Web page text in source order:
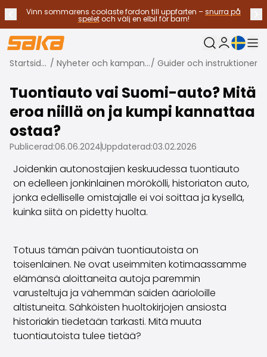
Tidigare meddelande
Vinn sommarens coolaste fordon till uppfarten –snurra på
speletoch välj en elbil för barn!
Stoppa meddelanden
✕
Min Saka
Nuvarande
Byt bilar
Bränsletyp
Alla bilar til salu
Elbilar
Hybridbilar
Bensinbilar
Dieselbilar
Gasdrivna bilar
Kontakta oss
Vanliga frågor
Fordonstyper
Premium bilar
Familjebilar
Kombibilar
Stadsbilar
Dragfordon
Skåpbilar
Kommersiella fordon
Startsidan / Nyheter och kampanjer / Guider och instruktioner
Tuontiauto vai Suomi-auto? Mitä
eroa niillä on ja kumpi kannattaa
ostaa?
Publicerad:06.06.2024Uppdaterad:03.02.2026
Joidenkin autonostajien keskuudessa tuontiauto
on edelleen jonkinlainen mörökölli, historiaton auto,
jonka edelliselle omistajalle ei voi soittaa ja kysellä,
kuinka siitä on pidetty huolta.
Totuus tämän päivän tuontiautoista on
toisenlainen. Ne ovat useimmiten kotimaassamme
elämänsä aloittaneita autoja paremmin
varusteltuja ja vähemmän säiden äärioloille
altistuneita. Sähköisten huoltokirjojen ansiosta
historiakin tiedetään tarkasti. Mitä muuta
tuontiautoista tulee tietää?